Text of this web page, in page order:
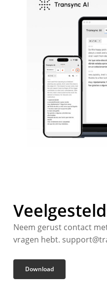
Neem gerust contact
vragen hebt.
Download